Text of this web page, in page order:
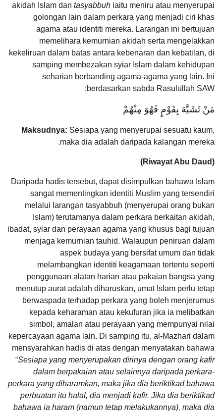
akidah Islam dan tasyabbuh iaitu meniru atau menyerupai
golongan lain dalam perkara yang menjadi ciri khas
agama atau identiti mereka. Larangan ini bertujuan
memelihara kemurnian akidah serta mengelakkan
kekeliruan dalam batas antara kebenaran dan kebatilan, di
samping membezakan syiar Islam dalam kehidupan
seharian berbanding agama-agama yang lain. Ini
berdasarkan sabda Rasulullah SAW:
مَنْ تَشَبَّهَ بِقَوْمٍ فَهُوَ مِنْهُمْ
Maksudnya: Sesiapa yang menyerupai sesuatu kaum,
maka dia adalah daripada kalangan mereka.
(Riwayat Abu Daud)
Daripada hadis tersebut, dapat disimpulkan bahawa Islam
sangat mementingkan identiti Muslim yang tersendiri
melalui larangan tasyabbuh (menyerupai orang bukan
Islam) terutamanya dalam perkara berkaitan akidah,
ibadat, syiar dan perayaan agama yang khusus bagi tujuan
menjaga kemurnian tauhid. Walaupun peniruan dalam
aspek budaya yang bersifat umum dan tidak
melambangkan identiti keagamaan tertentu seperti
penggunaan alatan harian atau pakaian bangsa yang
menutup aurat adalah diharuskan, umat Islam perlu tetap
berwaspada terhadap perkara yang boleh menjerumus
kepada keharaman atau kekufuran jika ia melibatkan
simbol, amalan atau perayaan yang mempunyai nilai
kepercayaan agama lain. Di samping itu, al-Mazhari dalam
mensyarahkan hadis di atas dengan menyatakan bahawa
“Sesiapa yang menyerupakan dirinya dengan orang kafir
dalam berpakaian atau selainnya daripada perkara-
perkara yang diharamkan, maka jika dia beriktikad bahawa
perbuatan itu halal, dia menjadi kafir. Jika dia beriktikad
bahawa ia haram (namun tetap melakukannya), maka dia